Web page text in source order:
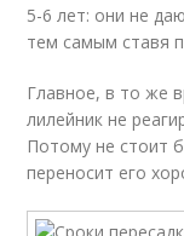
5-6 лет: они не
тем самым ставя
Главное, в то же
лилейник не
Потому не стоит
переносит его